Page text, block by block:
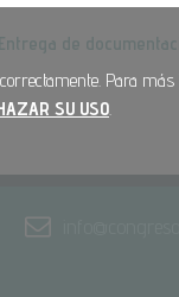
Entrega de
Para
SU USO.